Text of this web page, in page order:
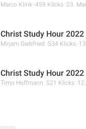
Marco Klink 459 Klicks 23.
Christ Study Hour
Mirjam Giebfried 534 Klicks
Christ Study Hour
Timo Hoffmann 521 Klicks